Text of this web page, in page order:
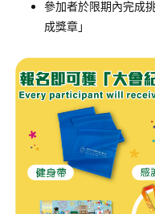
參加者於限期內完成
成獎章」